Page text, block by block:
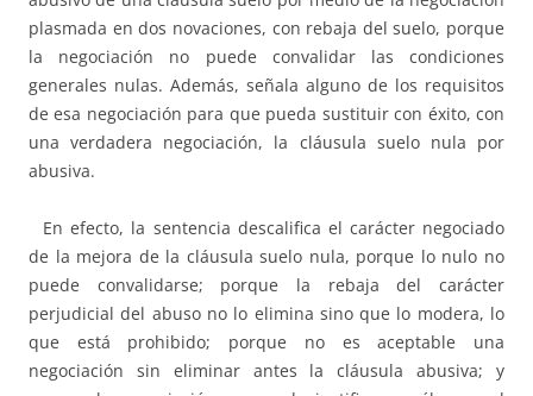
plasmada en dos novaciones, con rebaja del suelo, porque
la negociación no puede convalidar las condiciones
generales nulas. Además, señala alguno de los requisitos
de esa negociación para que pueda sustituir con éxito, con
una verdadera negociación, la cláusula suelo nula por
abusiva.
En efecto, la sentencia descalifica el carácter negociado
de la mejora de la cláusula suelo nula, porque lo nulo no
puede convalidarse; porque la rebaja del carácter
perjudicial del abuso no lo elimina sino que lo modera, lo
que está prohibido; porque no es aceptable una
negociación sin eliminar antes la cláusula abusiva; y